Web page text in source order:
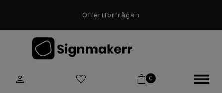
Offertförfrågan
0